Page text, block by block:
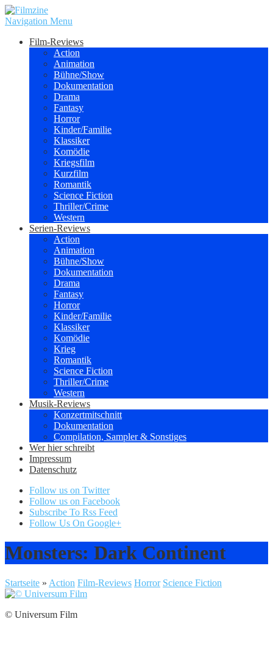
Navigation Menu
Film-Reviews
Action
Animation
Bühne/Show
Dokumentation
Drama
Fantasy
Horror
Kinder/Familie
Klassiker
Komödie
Kriegsfilm
Kurzfilm
Romantik
Science Fiction
Thriller/Crime
Western
Serien-Reviews
Action
Animation
Bühne/Show
Dokumentation
Drama
Fantasy
Horror
Kinder/Familie
Klassiker
Komödie
Krieg
Romantik
Science Fiction
Thriller/Crime
Western
Musik-Reviews
Konzertmitschnitt
Dokumentation
Compilation, Sampler & Sonstiges
Wer hier schreibt
Impressum
Datenschutz
Follow us on Twitter
Follow us on Facebook
Subscribe To Rss Feed
Follow Us On Google+
Monsters: Dark Continent
Startseite » Action Film-Reviews Horror Science Fiction
© Universum Film